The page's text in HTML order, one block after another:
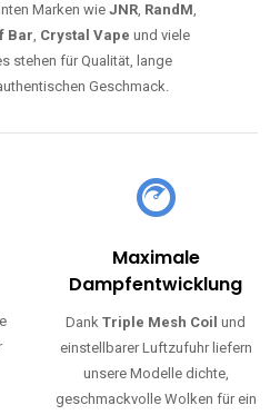
Marken wie JNR, RandM,
Bar, Crystal Vape und viele
stehen für Qualität, lange
Geschmack.
Maximale
Dampfentwicklung
DankTriple Mesh Coil und
einstellbarer Luftzufuhr liefern
unsere Modelle dichte,
geschmackvolle Wolken für ein